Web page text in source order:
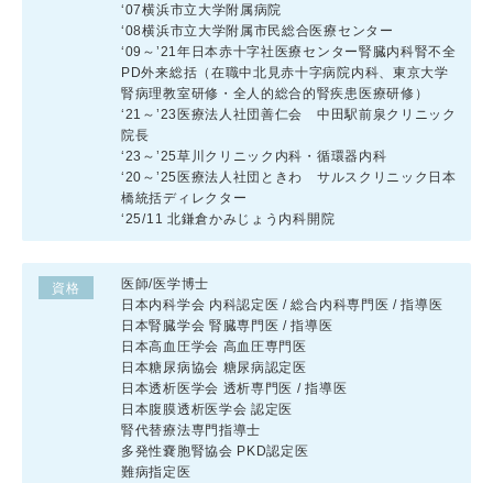
‘07横浜市立大学附属病院
‘08横浜市立大学附属市民総合医療センター
‘09～’21年日本赤十字社医療センター腎臓内科腎不全
PD外来総括（在職中北見赤十字病院内科、東京大学
腎病理教室研修・全人的総合的腎疾患医療研修）
‘21～’23医療法人社団善仁会 中田駅前泉クリニック
院長
‘23～’25草川クリニック内科・循環器内科
‘20～’25医療法人社団ときわ サルスクリニック日本
橋統括ディレクター
‘25/11 北鎌倉かみじょう内科開院
資格
医師/医学博士
日本内科学会 内科認定医 / 総合内科専門医 / 指導医
日本腎臓学会 腎臓専門医 / 指導医
日本高血圧学会 高血圧専門医
日本糖尿病協会 糖尿病認定医
日本透析医学会 透析専門医 / 指導医
日本腹膜透析医学会 認定医
腎代替療法専門指導士
多発性嚢胞腎協会 PKD認定医
難病指定医